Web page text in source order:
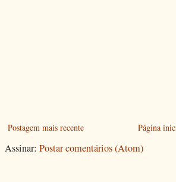
Postagem mais recente Página
Assinar: Postar comentários (Atom)